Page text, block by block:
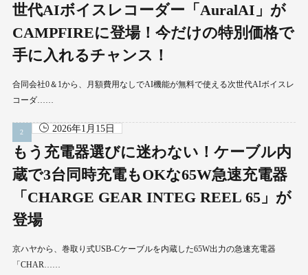
世代AIボイスレコーダー「AuralAI」が
CAMPFIREに登場！今だけの特別価格で
手に入れるチャンス！
合同会社0＆1から、月額費用なしでAI機能が無料で使える次世代AIボイスレ
コーダ……
2026年1月15日
もう充電器選びに迷わない！ケーブル内
蔵で3台同時充電もOKな65W急速充電器
「CHARGE GEAR INTEG REEL 65」が
登場
京ハヤから、巻取り式USB-Cケーブルを内蔵した65W出力の急速充電器
「CHAR……